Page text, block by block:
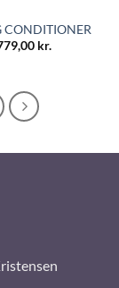
CONDITIONER
kr.